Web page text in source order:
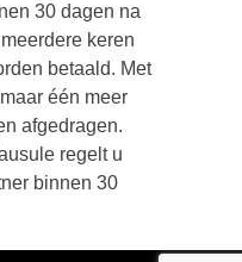
30 dagen na
keren
betaald. Met
één meer
afgedragen.
regelt u
binnen 30